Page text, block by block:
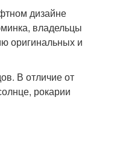
дизайне
владельцы
оригинальных и
В отличие от
рокарии